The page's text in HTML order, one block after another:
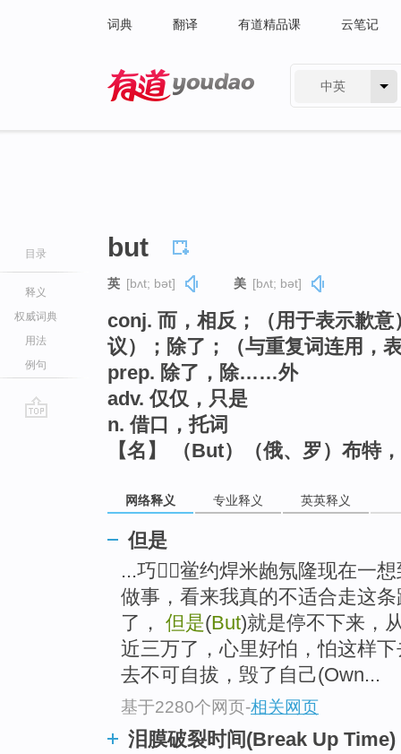
词典 翻译 有道精品课 云笔记
中英
目录
释义
权威词典
用法
例句
but
英 [bʌt; bət] 美 [bʌt; bət]
conj. 而，相反；（用于表示歉
议）；除了；（与重复词连用，
prep. 除了，除……外
adv. 仅仅，只是
n. 借口，托词
【名】 （But）（俄、罗）布特
网络释义 专业释义 英英释义
但是
...巧鲎约焊米龅氖隆现在一
做事，看来我真的不适合走这
了， 但是(But)就是停不下来，
近三万了，心里好怕，怕这样
去不可自拔，毁了自己(Own...
基于2280个网页-相关网页
泪膜破裂时间(Break Up Time)